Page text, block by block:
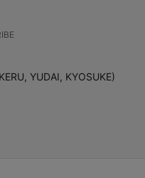
YUDAI, KYOSUKE)